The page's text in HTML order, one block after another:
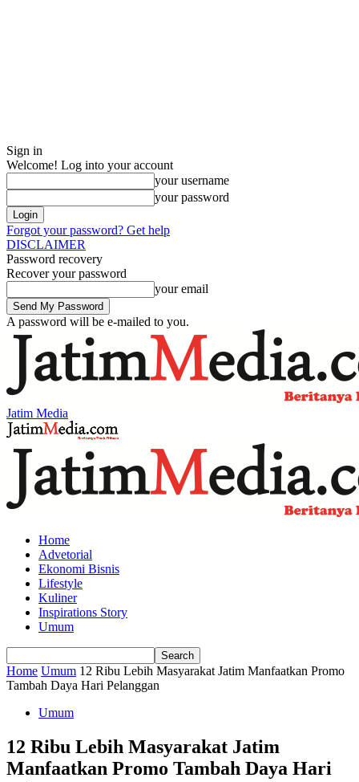
Sign in
Welcome! Log into your account
your username
your password
Forgot your password? Get help
DISCLAIMER
Password recovery
Recover your password
your email
A password will be e-mailed to you.
Jatim Media
Home
Advetorial
Ekonomi Bisnis
Lifestyle
Kuliner
Inspirations Story
Umum
Home Umum 12 Ribu Lebih Masyarakat Jatim Manfaatkan Promo
Tambah Daya Hari Pelanggan
Umum
12 Ribu Lebih Masyarakat Jatim
Manfaatkan Promo Tambah Daya Hari